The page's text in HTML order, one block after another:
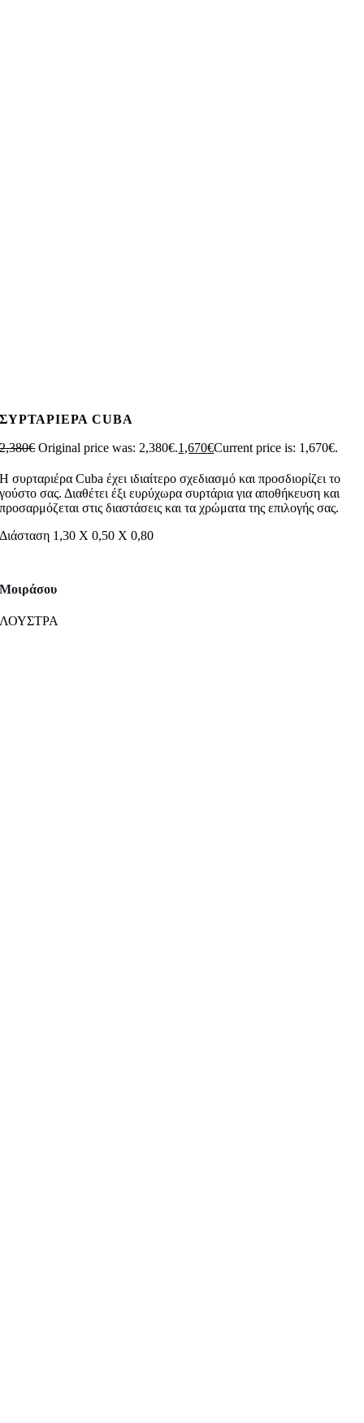
ΣΥΡΤΑΡΙΕΡΑ CUBA
2,380€ Original price was: 2,380€.1,670€Current price is: 1,670€.
Η συρταριέρα Cuba έχει ιδιαίτερο σχεδιασμό και προσδιορίζει το
γούστο σας. Διαθέτει έξι ευρύχωρα συρτάρια για αποθήκευση και
προσαρμόζεται στις διαστάσεις και τα χρώματα της επιλογής σας.
Διάσταση 1,30 Χ 0,50 Χ 0,80
Μοιράσου
ΛΟΥΣΤΡΑ